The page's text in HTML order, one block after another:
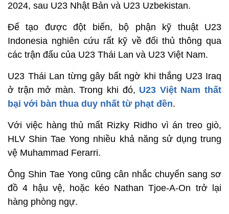
2024, sau U23 Nhật Bản và U23 Uzbekistan.
Để tạo được đột biến, bộ phận kỹ thuật U23
Indonesia nghiên cứu rất kỹ về đối thủ thông qua
các trận đấu của U23 Thái Lan và U23 Việt Nam.
U23 Thái Lan từng gây bất ngờ khi thắng U23 Iraq
ở trận mở màn. Trong khi đó, U23 Việt Nam thất
bại với bàn thua duy nhất từ phạt đền.
Với việc hàng thủ mất Rizky Ridho vì án treo giò,
HLV Shin Tae Yong nhiều khả năng sử dụng trung
vệ Muhammad Ferarri.
Ông Shin Tae Yong cũng cân nhắc chuyển sang sơ
đồ 4 hậu vệ, hoặc kéo Nathan Tjoe-A-On trở lại
hàng phòng ngự.